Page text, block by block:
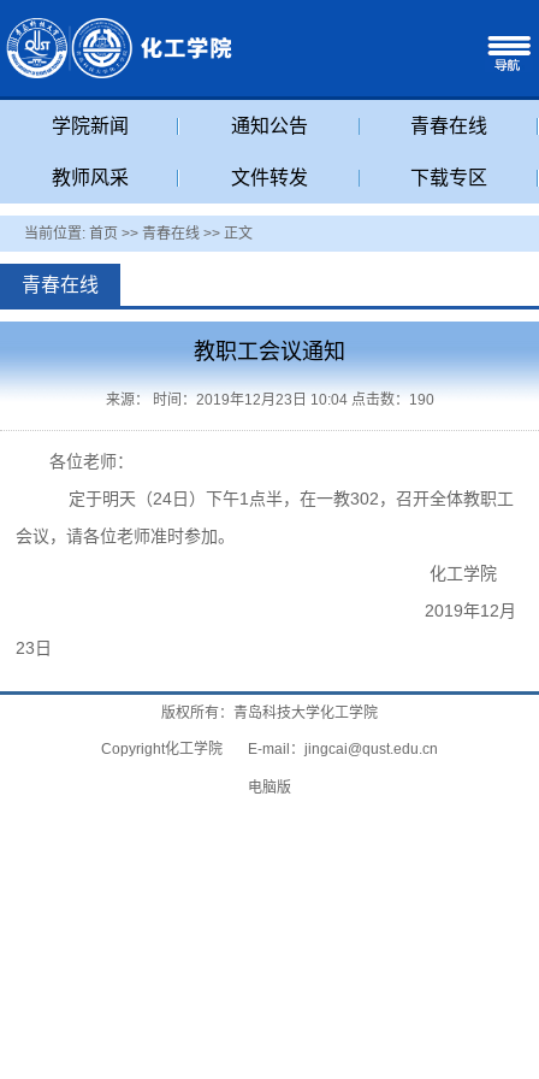
学院新闻 通知公告 青春在线
教师风采 文件转发 下载专区
当前位置: 首页 >> 青春在线 >> 正文
青春在线
教职工会议通知
来源： 时间：2019年12月23日 10:04 点击数： 190
各位老师：
定于明天（24日）下午1点半，在一教302，召开全体教职工
会议，请各位老师准时参加。
化工学院
2019年12月
23日
版权所有：青岛科技大学化工学院
Copyright化工学院 E-mail： jingcai@qust.edu.cn
电脑版